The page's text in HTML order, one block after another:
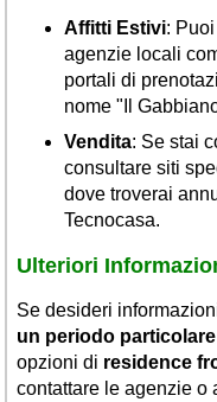
Affitti Estivi:
agenzie locali
portali di
nome "Il
Vendita: Se stai
consultare siti
dove troverai
Tecnocasa.
Ulteriori
Se desideri
un periodo particolare
opzioni di residence
contattare le agenzie o